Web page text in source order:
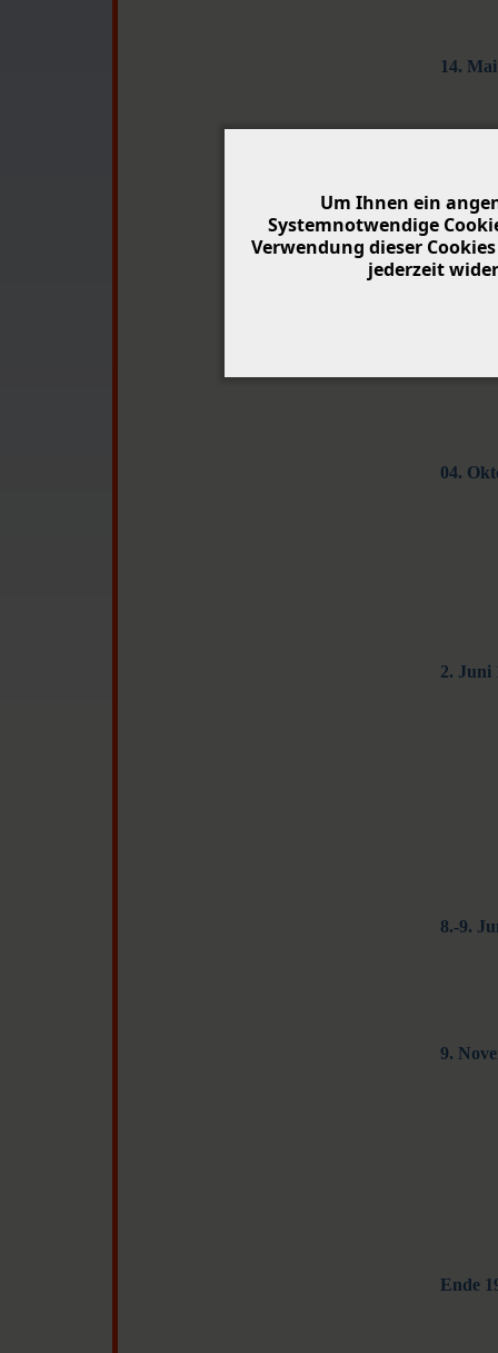
14.
28.
04.
2. Juni
8.-9.
9.
Ende
Um Ihnen ein
Systemnotwendige
Verwendung dieser
jederzeit